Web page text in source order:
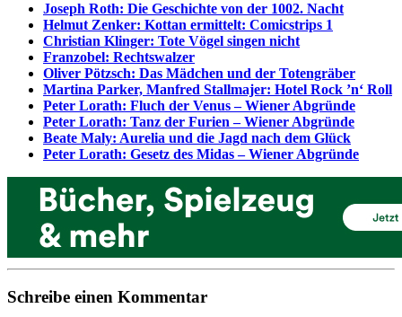
Joseph Roth: Die Geschichte von der 1002. Nacht
Helmut Zenker: Kottan ermittelt: Comicstrips 1
Christian Klinger: Tote Vögel singen nicht
Franzobel: Rechtswalzer
Oliver Pötzsch: Das Mädchen und der Totengräber
Martina Parker, Manfred Stallmajer: Hotel Rock ’n‘ Roll
Peter Lorath: Fluch der Venus – Wiener Abgründe
Peter Lorath: Tanz der Furien – Wiener Abgründe
Beate Maly: Aurelia und die Jagd nach dem Glück
Peter Lorath: Gesetz des Midas – Wiener Abgründe
Schreibe einen Kommentar